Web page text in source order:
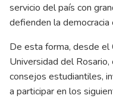
servicio del país con
defienden la democracia
De esta forma, desde
Universidad del
consejos estudiantiles,
a participar en los